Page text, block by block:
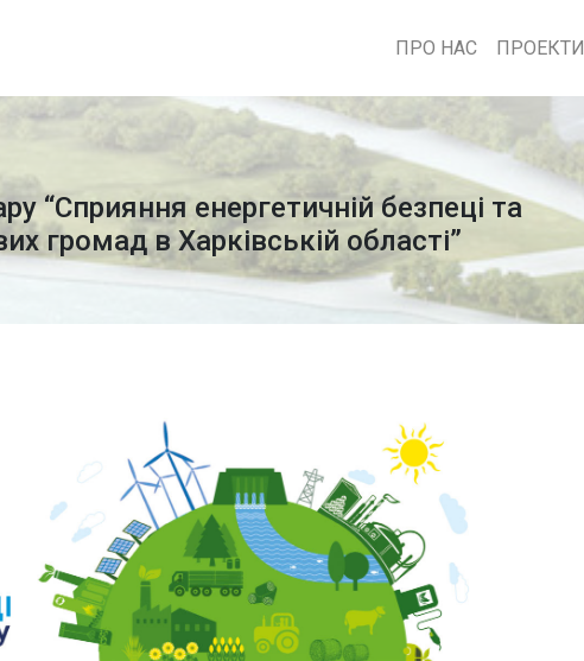
ПРО НАС ПРОЕКТИ
“Сприяння енергетичній безпеці та
громад в Харківській області”